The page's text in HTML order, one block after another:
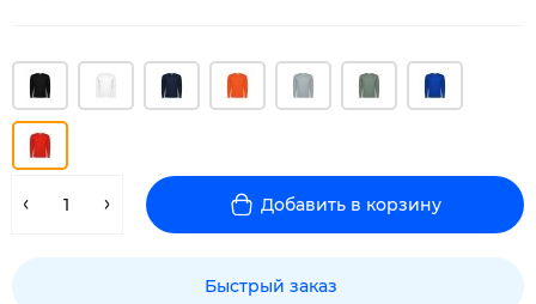
Добавить в корзину
Быстрый заказ